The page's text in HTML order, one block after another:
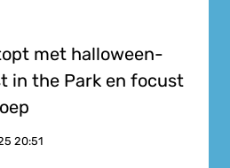
met halloween-
in the Park en focust
20:51